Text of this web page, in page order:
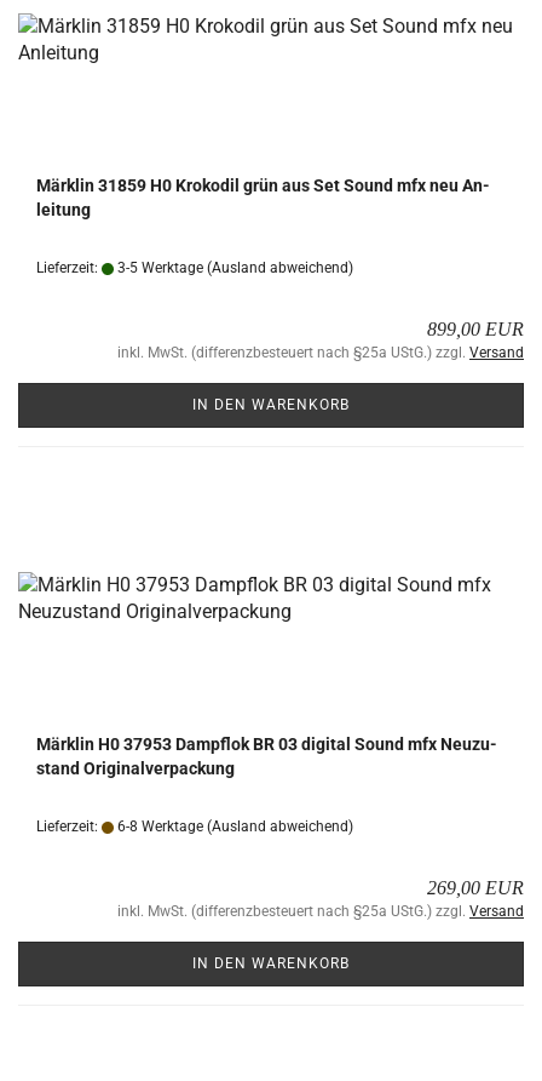
Märk­lin 31859 H0 Kro­ko­dil grün aus Set Sound mfx neu An­
lei­tung
Lieferzeit: 3-5 Werktage (Ausland abweichend)
899,00 EUR
inkl. MwSt. (differenzbesteuert nach §25a UStG.) zzgl. Versand
IN DEN WARENKORB
Märk­lin H0 37953 Dampf­lok BR 03 di­gi­tal Sound mfx Neu­zu­
stand Ori­gi­nal­ver­pa­ckung
Lieferzeit: 6-8 Werktage (Ausland abweichend)
269,00 EUR
inkl. MwSt. (differenzbesteuert nach §25a UStG.) zzgl. Versand
IN DEN WARENKORB